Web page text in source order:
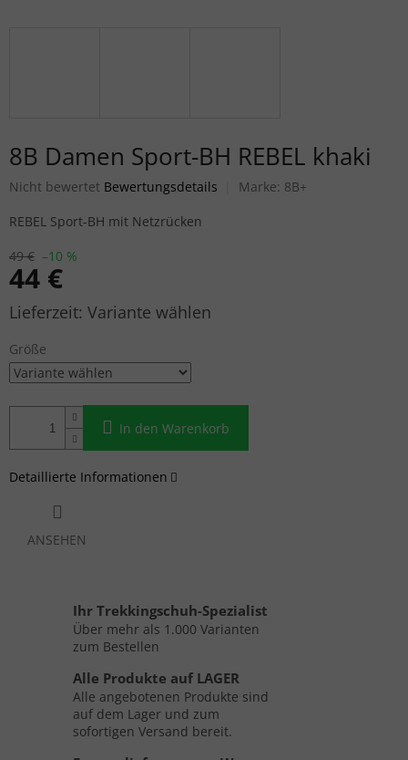
8B Damen Sport-BH REBEL khaki
Die durchschnittliche Produktbewertung ist 0,0 von 5 Sternen.
Nicht bewertet Bewertungsdetails Marke: 8B+
49 € –10 %
44 €
Verkaufspreis:Variante wählen
Größe
In den Warenkorb
REBEL Sport-BH mit Netzrücken
Detaillierte Informationen
ANSEHEN
Ihr Trekkingschuh-Spezialist
Über mehr als 1.000 Varianten
zum Bestellen
Alle Produkte auf LAGER
Alle angebotenen Produkte sind
auf dem Lager und zum
sofortigen Versand bereit.